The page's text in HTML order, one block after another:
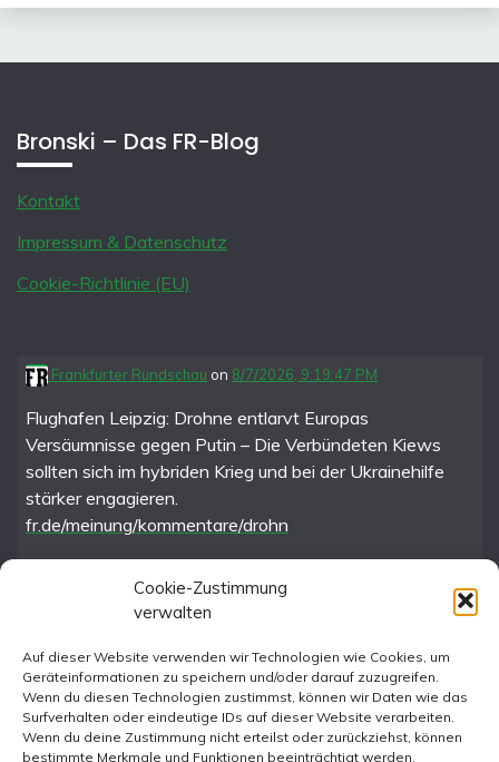
Cookie-Zustimmung
verwalten
Auf dieser Website verwenden wir Technologien wie Cookies, um
Geräteinformationen zu speichern und/oder darauf zuzugreifen.
Wenn du diesen Technologien zustimmst, können wir Daten wie das
Surfverhalten oder eindeutige IDs auf dieser Website verarbeiten.
Wenn du deine Zustimmung nicht erteilst oder zurückziehst, können
bestimmte Merkmale und Funktionen beeinträchtigt werden.
Bronski – Das FR-Blog
Kontakt
Impressum & Datenschutz
Cookie-Richtlinie (EU)
Frankfurter Rundschau on 8/7/2026, 9:19:47 PM
Flughafen Leipzig: Drohne entlarvt Europas
Versäumnisse gegen Putin – Die Verbündeten Kiews
sollten sich im hybriden Krieg und bei der Ukrainehilfe
stärker engagieren.
fr.de/meinung/kommentare/drohn
Instagram